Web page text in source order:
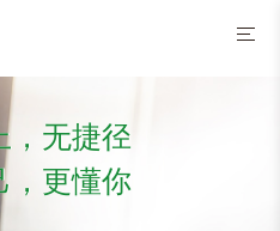
，无捷径
，更懂你